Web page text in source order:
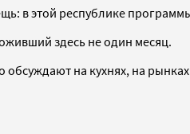
в этой республике
здесь не один месяц.
на кухнях, на